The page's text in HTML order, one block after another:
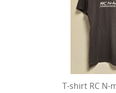
T-shirt RC N-